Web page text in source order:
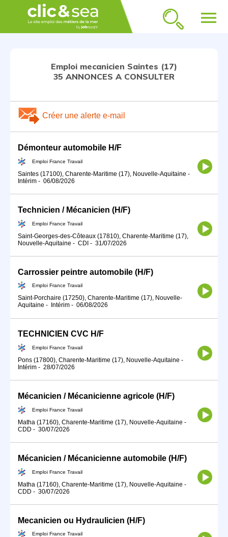
menu
Emploi mecanicien Saintes (17)
35 ANNONCES A CONSULTER
Créer une alerte e-mail
Démonteur automobile H/F
Emploi France Travail
Saintes (17100), Charente-Maritime (17), Nouvelle-Aquitaine -
Intérim - 06/08/2026
Technicien / Mécanicien (H/F)
Emploi France Travail
Saint-Georges-des-Côteaux (17810), Charente-Maritime (17),
Nouvelle-Aquitaine - CDI - 31/07/2026
Carrossier peintre automobile (H/F)
Emploi France Travail
Saint-Porchaire (17250), Charente-Maritime (17), Nouvelle-
Aquitaine - Intérim - 06/08/2026
TECHNICIEN CVC H/F
Emploi France Travail
Pons (17800), Charente-Maritime (17), Nouvelle-Aquitaine -
Intérim - 28/07/2026
Mécanicien / Mécanicienne agricole (H/F)
Emploi France Travail
Matha (17160), Charente-Maritime (17), Nouvelle-Aquitaine -
CDD - 30/07/2026
Mécanicien / Mécanicienne automobile (H/F)
Emploi France Travail
Matha (17160), Charente-Maritime (17), Nouvelle-Aquitaine -
CDD - 30/07/2026
Mecanicien ou Hydraulicien (H/F)
Emploi France Travail